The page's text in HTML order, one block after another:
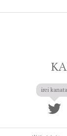
irei kanata